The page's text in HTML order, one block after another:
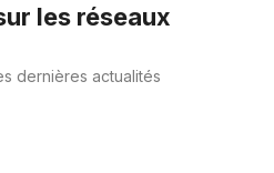
les réseaux
dernières actualités